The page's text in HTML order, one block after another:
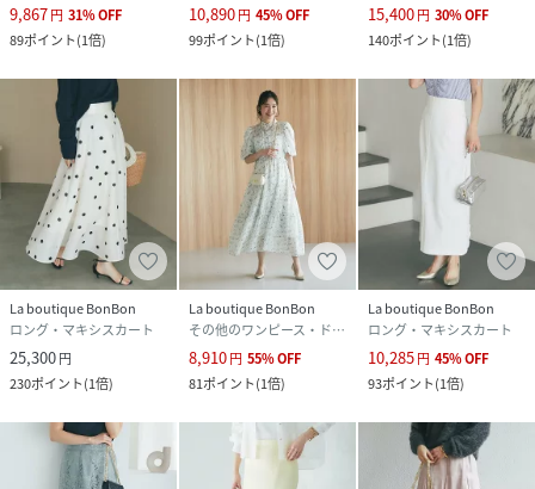
9,867円 31%OFF
89ポイント(1倍)
10,890円 45%OFF
99ポイント(1倍)
15,400円 30%OFF
140ポイント(1倍)
La boutique BonBon
ロング・マキシスカート
25,300円
230ポイント(1倍)
La boutique BonBon
その他のワンピース・ドレス
8,910円 55%OFF
81ポイント(1倍)
La boutique BonBon
ロング・マキシスカート
10,285円 45%OFF
93ポイント(1倍)